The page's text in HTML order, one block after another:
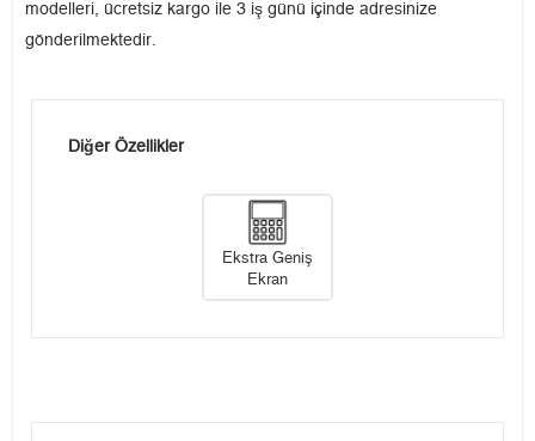
modelleri, ücretsiz kargo ile 3 iş günü içinde adresinize
gönderilmektedir.
Diğer Özellikler
Ekstra Geniş
Ekran